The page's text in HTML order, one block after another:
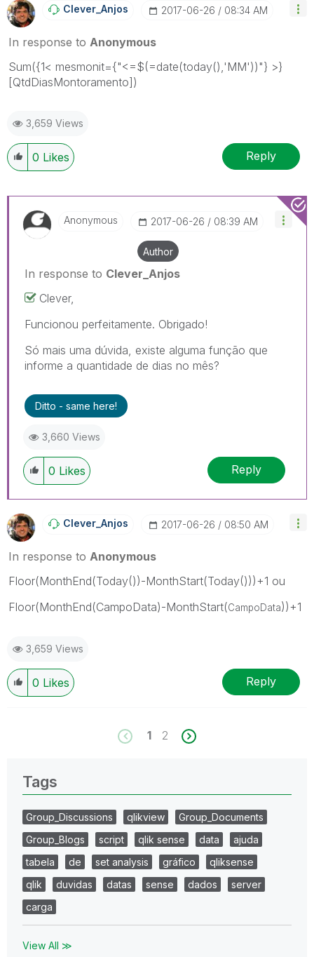
Clever_Anjos ‎2017-06-26 08:34 AM
In response to Anonymous
Sum({1< mesmonit={"<=$(=date(today(),'MM'))"} >}
[QtdDiasMontoramento])
3,659 Views
0 Likes Reply
Anonymous ‎2017-06-26 08:39 AM
Author
In response to Clever_Anjos
Clever,
Funcionou perfeitamente. Obrigado!
Só mais uma dúvida, existe alguma função que
informe a quantidade de dias no mês?
Ditto - same here!
3,660 Views
0 Likes Reply
Clever_Anjos ‎2017-06-26 08:50 AM
In response to Anonymous
Floor(MonthEnd(Today())-MonthStart(Today()))+1 ou
Floor(MonthEnd(CampoData)-MonthStart(CampoData))+1
3,659 Views
0 Likes Reply
1 2
Tags
Group_Discussions qlikview
Group_Documents
Group_Blogs
script qlik sense data
ajuda
tabela
de set analysis gráfico
qliksense
qlik
duvidas datas sense dados
server
carga
View All ≫